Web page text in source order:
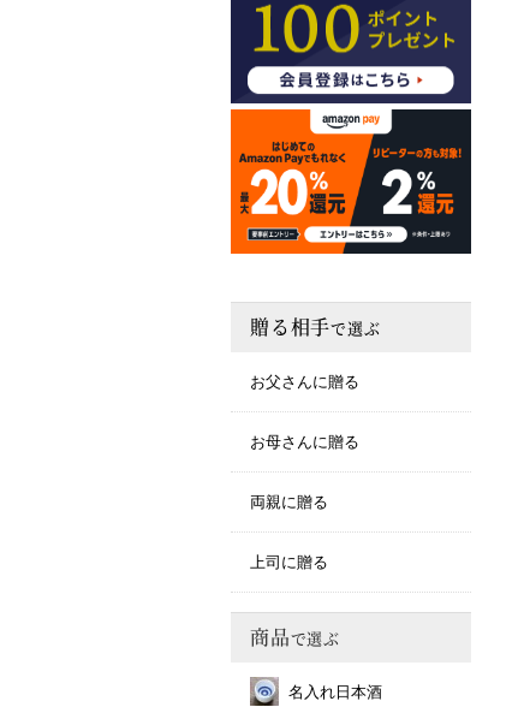
贈る相手で選ぶ
お父さんに贈る
お母さんに贈る
両親に贈る
上司に贈る
商品で選ぶ
名入れ日本酒